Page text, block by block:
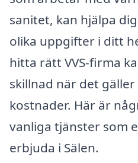
sanitet, kan hjälpa
olika uppgifter i ditt
hitta rätt VVS-firma
skillnad när det
kostnader. Här är
vanliga tjänster som
erbjuda i Sälen.